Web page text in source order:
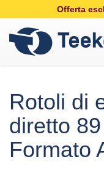
Offerta
Rotoli di
diretto
Formato